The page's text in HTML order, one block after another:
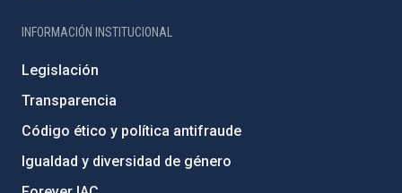
INFORMACIÓN INSTITUCIONAL
Legislación
Transparencia
Código ético y política antifraude
Igualdad y diversidad de género